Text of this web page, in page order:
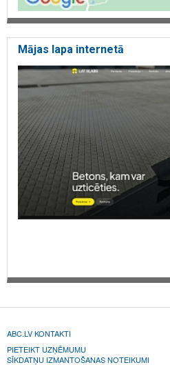
Mājas lapa internetā
ABC.LV KONTAKTI
PIETEIKT UZŅĒMUMU
SĪKDATŅU IZMANTOŠANAS NOTEIKUMI